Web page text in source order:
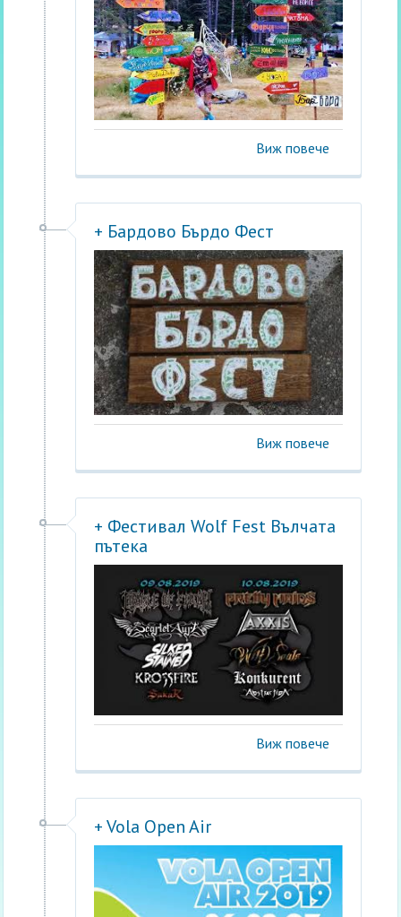
Виж повече
+ Бардово Бърдо Фест
Виж повече
+ Фестивал Wolf Fest Вълчата
пътека
Виж повече
+ Vola Open Air